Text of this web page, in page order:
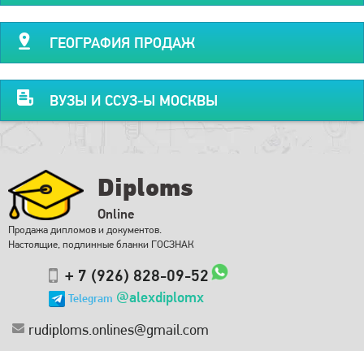
ГЕОГРАФИЯ ПРОДАЖ
ВУЗЫ И ССУЗ-Ы МОСКВЫ
Diploms
Online
Продажа дипломов и документов.
Настоящие, подлинные бланки ГОСЗНАК
+ 7 (926) 828-09-52
Telegram @alexdiplomx
rudiploms.onlines@gmail.com